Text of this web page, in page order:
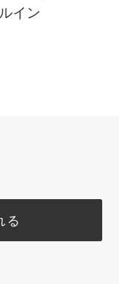
イン
る